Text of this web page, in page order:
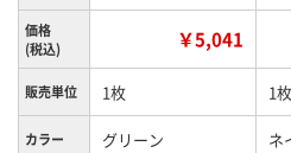
価格
(税込)
￥5,041
販売単位 1枚 1枚
カラー グリーン ネ